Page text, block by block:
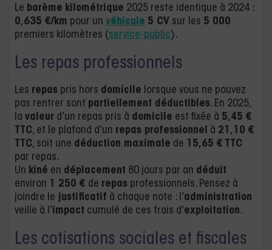
Le barème kilométrique 2025 reste identique à 2024 :
0,635 €/km pour un véhicule 5 CV sur les 5 000
premiers kilomètres (service-public).
Les repas professionnels
Les repas pris hors domicile lorsque vous ne pouvez
pas rentrer sont partiellement déductibles. En 2025,
la valeur d’un repas pris à domicile est fixée à 5,45 €
TTC, et le plafond d’un repas professionnel à 21,10 €
TTC, soit une déduction maximale de 15,65 € TTC
par repas.
Un kiné en déplacement 80 jours par an déduit
environ 1 250 € de repas professionnels. Pensez à
joindre le justificatif à chaque note : l’administration
veille à l’impact cumulé de ces frais d’exploitation.
Les cotisations sociales et fiscales